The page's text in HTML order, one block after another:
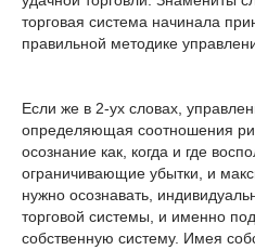
торговая система начинала
правильной методике
Если же в 2-ух словах,
определяющая соотношения
осознание как, когда и где
ограничивающие убытки, и
нужно осознавать,
торговой системы, и именно
собственную систему. Имея